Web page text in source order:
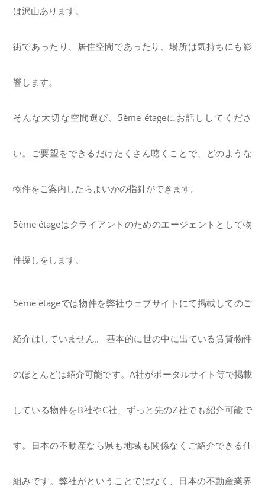
は沢山あります。
街であったり、居住空間であったり、場所は気持ちにも影
響します。
そんな大切な空間選び、5ème étageにお話ししてくださ
い。ご要望をできるだけたくさん聴くことで、どのような
物件をご案内したらよいかの指針ができます。
5ème étageはクライアントのためのエージェントとして物
件探しをします。
5ème étageでは物件を弊社ウェブサイトにて掲載してのご
紹介はしていません。 基本的に世の中に出ている賃貸物件
のほとんどは紹介可能です。A社がポータルサイト等で掲載
している物件をB社やC社、ずっと先のZ社でも紹介可能で
す。日本の不動産なら県も地域も関係なくご紹介できる仕
組みです。弊社がということではなく、日本の不動産業界